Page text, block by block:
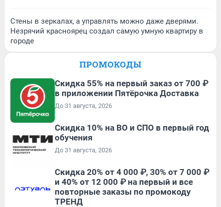
Стены в зеркалах, а управлять можно даже дверями.
Незрячий красноярец создал самую умную квартиру в
городе
ПРОМОКОДЫ
Скидка 55% на первый заказ от 700 ₽
в приложении Пятёрочка Доставка
До 31 августа, 2026
Скидка 10% на ВО и СПО в первый год
обучения
До 31 августа, 2026
Скидка 20% от 4 000 ₽, 30% от 7 000 ₽
и 40% от 12 000 ₽ на первый и все
повторные заказы по промокоду
ТРЕНД